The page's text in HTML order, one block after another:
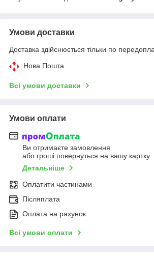
Умови доставки
Доставка здійснюється тільки по
Нова Пошта
Всі умови доставки
Умови оплати
Ви отримаєте замовлення
або гроші повернуться на вашу картку
Детальніше
Оплатити частинами
Післяплата
Оплата на рахунок
Всі умови оплати